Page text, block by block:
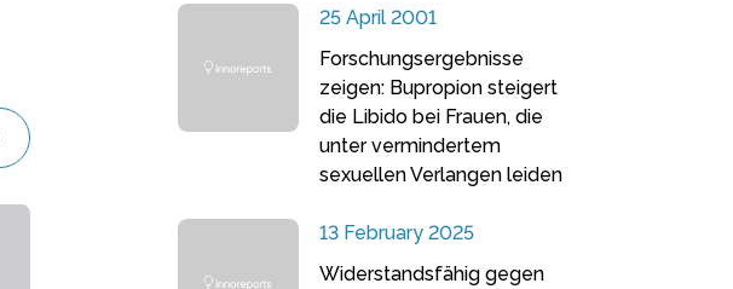
25 April 2001
Forschungsergebnisse
zeigen: Bupropion steigert
die Libido bei Frauen, die
unter vermindertem
sexuellen Verlangen leiden
13 February 2025
Widerstandsfähig gegen